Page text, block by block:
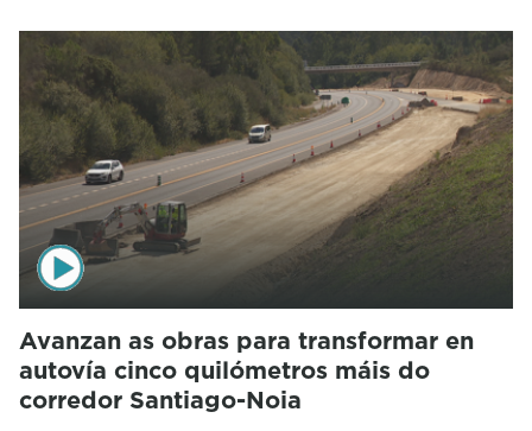
Avanzan as obras para transformar en
autovía cinco quilómetros máis do
corredor Santiago-Noia